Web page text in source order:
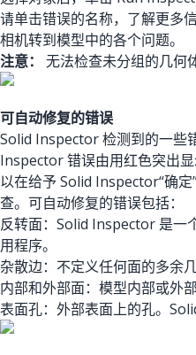
请单击错误的名称，了解更多
相机转到模型中的各个问题。
注意：
无法检查未分组的几何
可自动修复的错误
Solid Inspector 检测到的一些
Inspector 错误由用红色突出
以在给予 Solid Inspector“确
查。可自动修复的错误包括：
反转面：Solid Inspector 是一
用程序。
杂散边：不定义任何面的多余几
内部和外部面：模型内部或外
表面孔：外部表面上的孔。